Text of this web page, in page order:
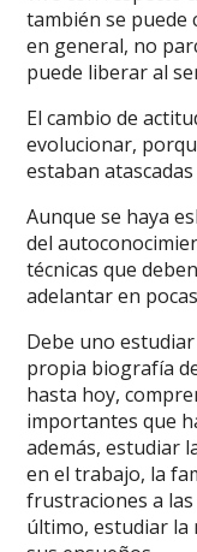
también se puede
en general, no
puede liberar al
El cambio de
evolucionar,
estaban
Aunque se haya
del
técnicas que
adelantar en
Debe uno
propia biografía
hasta hoy,
importantes que
además, estudiar
en el trabajo, la
frustraciones a
último, estudiar la